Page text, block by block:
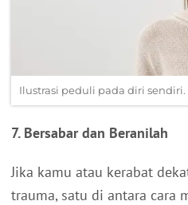
Ilustrasi peduli pada diri sendiri.
7. Bersabar dan Beranilah
Jika kamu atau kerabat
trauma, satu di antara cara